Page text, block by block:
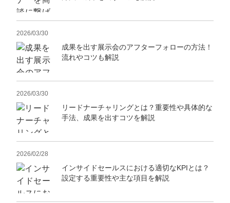
2026/03/30
成果を出す展示会のアフターフォローの方法！
流れやコツも解説
2026/03/30
リードナーチャリングとは？重要性や具体的な
手法、成果を出すコツを解説
2026/02/28
インサイドセールスにおける適切なKPIとは？
設定する重要性や主な項目を解説